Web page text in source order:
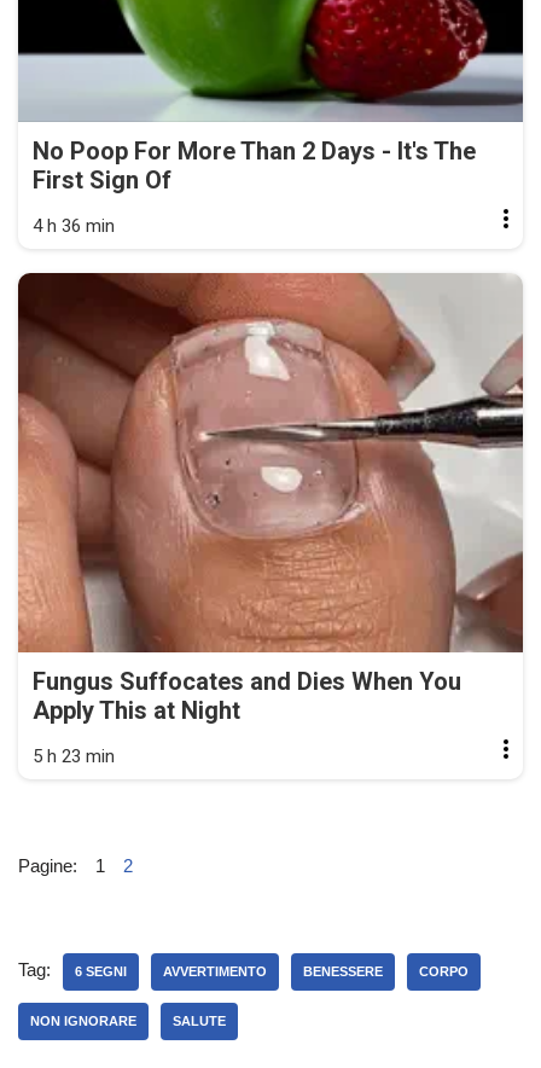
No Poop For More Than 2 Days - It's The
First Sign Of
4 h 36 min
Fungus Suffocates and Dies When You
Apply This at Night
5 h 23 min
Pagine: 1 2
Tag: 6 SEGNI AVVERTIMENTO BENESSERE CORPO
NON IGNORARE SALUTE